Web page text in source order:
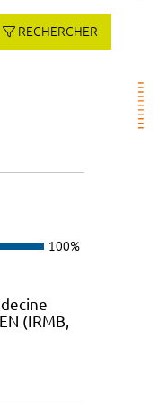
RECHERCHER
100%
(IRMB,